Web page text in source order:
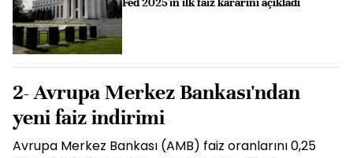
2- Avrupa Merkez Bankası'ndan
yeni faiz indirimi
Avrupa Merkez Bankası (AMB) faiz oranlarını 0,25